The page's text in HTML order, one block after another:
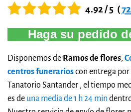
4.92 / 5 (
Haga su pedido
Disponemos de Ramos de flores,
centros funerarioscon entrega
Tanatorio Santander , el tiempo
es de una media de 1 h 24 min